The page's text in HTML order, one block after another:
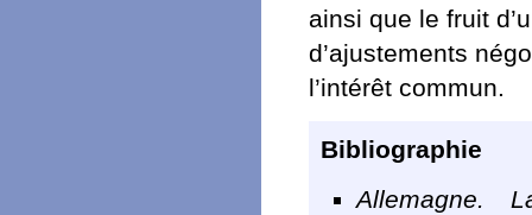
ainsi que le fruit
d’ajustements
l’intérêt commun.
Bibliographie
Allemagne.